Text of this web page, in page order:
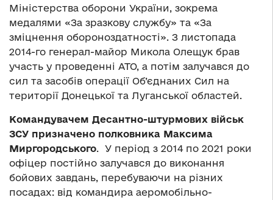
Міністерства оборони України, зокрема
медалями «За зразкову службу» та «За
зміцнення обороноздатності». З листопада
2014-го генерал-майор Микола Олещук брав
участь у проведенні АТО, а потім залучався до
сил та засобів операції Об’єднаних Сил на
території Донецької та Луганської областей.
Командувачем Десантно-штурмових військ
ЗСУ призначено полковника Максима
Миргородського . У період з 2014 по 2021 роки
офіцер постійно залучався до виконання
бойових завдань, перебуваючи на різних
посадах: від командира аеромобільно-